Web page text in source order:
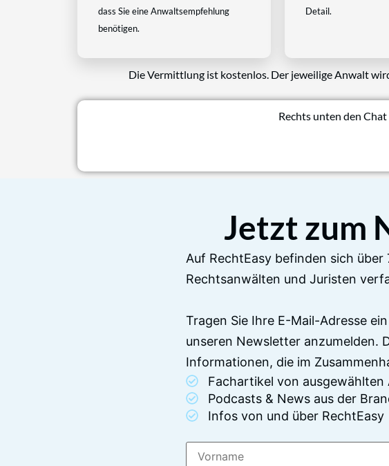
dass Sie eine Anwaltsempfehlung
benötigen.
Detail.
Die Vermittlung ist kostenlos. Der jeweilige Anwalt
Rechts unten den
Jetzt zum
Auf RechtEasy befinden sich
Rechtsanwälten und Juristen
Tragen Sie Ihre E-Mail-Adresse
unseren Newsletter anzumelden.
Informationen, die im
Fachartikel von ausgewählten
Podcasts & News aus der
Infos von und über RechtEasy